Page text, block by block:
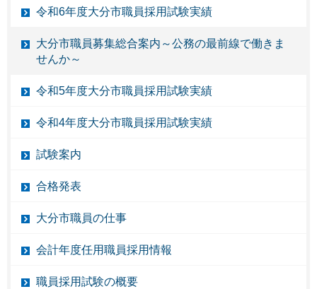
令和6年度大分市職員採用試験実績
大分市職員募集総合案内～公務の最前線で働きま
せんか～
令和5年度大分市職員採用試験実績
令和4年度大分市職員採用試験実績
試験案内
合格発表
大分市職員の仕事
会計年度任用職員採用情報
職員採用試験の概要